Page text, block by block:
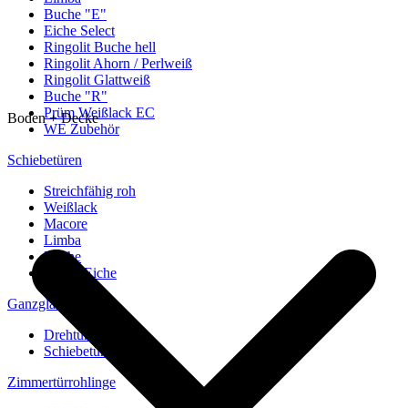
Buche "E"
Eiche Select
Ringolit Buche hell
Ringolit Ahorn / Perlweiß
Ringolit Glattweiß
Buche "R"
Prüm Weißlack EC
WE Zubehör
Schiebetüren
Streichfähig roh
Weißlack
Macore
Limba
Buche
europ. Eiche
Ganzglastüren
Drehtüren
Schiebetüren
Zimmertürrohlinge
Boden + Decke